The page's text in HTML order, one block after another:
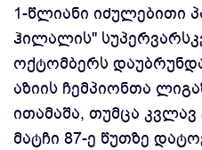
1-წლიანი იძულებითი
ჰილალის''
ოქტომბერს
აზიის ჩემპიონთა
ითამაშა, თუმცა
მატჩი 87-ე წუთზე